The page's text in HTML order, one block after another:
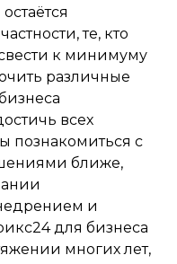
те, кто
к минимуму
различные
всех
познакомиться с
ближе,
и
для бизнеса
многих лет,